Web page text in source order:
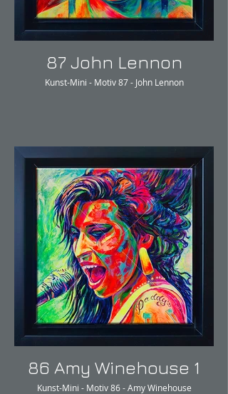
87 John Lennon
Kunst-Mini - Motiv 87 - John Lennon
86 Amy Winehouse 1
Kunst-Mini - Motiv 86 - Amy Winehouse